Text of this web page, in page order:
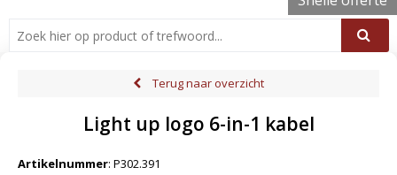
Terug naar overzicht
Light up logo 6-in-1 kabel
Artikelnummer: P302.391